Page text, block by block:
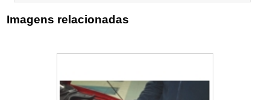
Imagens relacionadas